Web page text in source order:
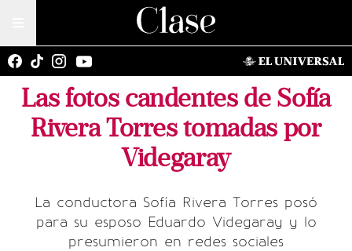
Las fotos candentes de Sofía
Rivera Torres tomadas por
Videgaray
La conductora Sofía Rivera Torres posó
para su esposo Eduardo Videgaray y lo
presumieron en redes sociales